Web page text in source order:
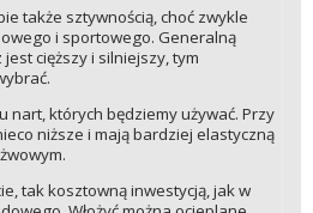
także sztywnością, choć zwykle
i sportowego. Generalną
cięższy i silniejszy, tym
nart, których będziemy używać. Przy
niższe i mają bardziej elastyczną
tak kosztowną inwestycją, jak w